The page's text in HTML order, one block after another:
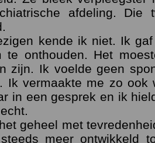
afdeling. Die
kende ik niet. Ik
te onthouden. Het
zijn. Ik voelde geen
Ik vermaakte me zo ook
in een gesprek en ik
geheel met
meer ontwikkeld